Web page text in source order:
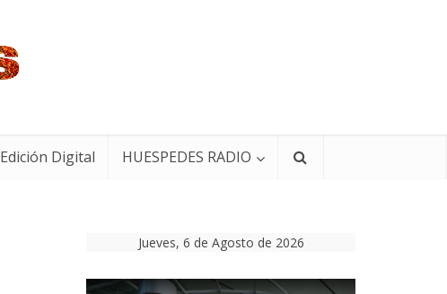
Edición Digital HUESPEDES RADIO
Jueves, 6 de Agosto de 2026